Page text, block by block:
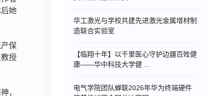
她
保
授
，
华工激光与学校共建先进激光金属增材制
造联合实验室
【临翔十年】以千里医心守护边疆百姓健
康——华中科技大学健 ...
电气学院团队蝉联2026年华为终端硬件